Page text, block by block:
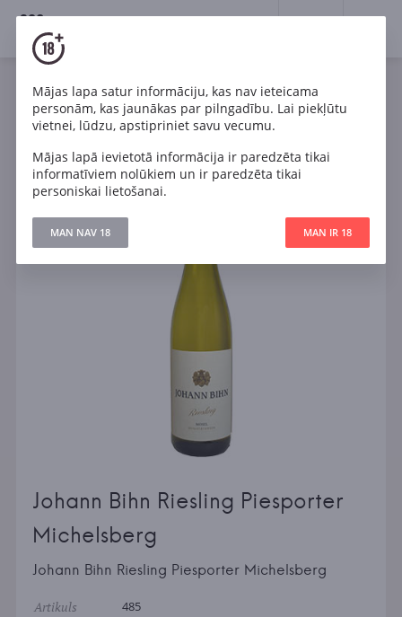
18+
Vīns Balts Pussausais
Vācija
Johann Bihn Riesling Piesporter Michelsberg
Johann Bihn Riesling Piesporter
Michelsberg
Johann Bihn Riesling Piesporter Michelsberg
Artikuls 485
Mājas lapa satur informāciju, kas nav ieteicama
personām, kas jaunākas par pilngadību. Lai piekļūtu
vietnei, lūdzu, apstipriniet savu vecumu.
Mājas lapā ievietotā informācija ir paredzēta tikai
informatīviem nolūkiem un ir paredzēta tikai
personiskai lietošanai.
MAN NAV 18 MAN IR 18